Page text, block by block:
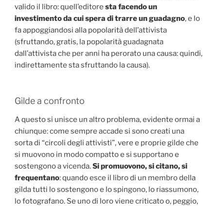
valido il libro: quell’editore sta facendo un
investimento da cui spera di trarre un guadagno, e lo
fa appoggiandosi alla popolarità dell’attivista
(sfruttando, gratis, la popolarità guadagnata
dall’attivista che per anni ha perorato una causa: quindi,
indirettamente sta sfruttando la causa).
Gilde a confronto
A questo si unisce un altro problema, evidente ormai a
chiunque: come sempre accade si sono creati una
sorta di “circoli degli attivisti”, vere e proprie gilde che
si muovono in modo compatto e si supportano e
sostengono a vicenda.Si promuovono, si citano, si
frequentano: quando esce il libro di un membro della
gilda tutti lo sostengono e lo spingono, lo riassumono,
lo fotografano. Se uno di loro viene criticato o, peggio,